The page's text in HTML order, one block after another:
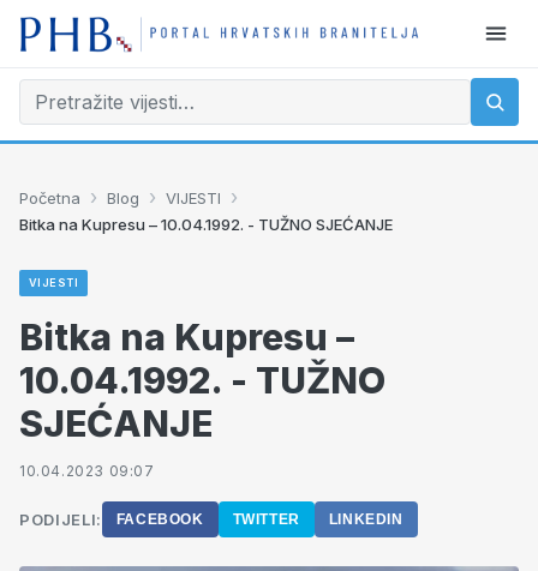
Početna › Blog › VIJESTI ›
Bitka na Kupresu – 10.04.1992. - TUŽNO SJEĆANJE
VIJESTI
Bitka na Kupresu –
10.04.1992. - TUŽNO
SJEĆANJE
10.04.2023 09:07
PODIJELI: FACEBOOK TWITTER LINKEDIN